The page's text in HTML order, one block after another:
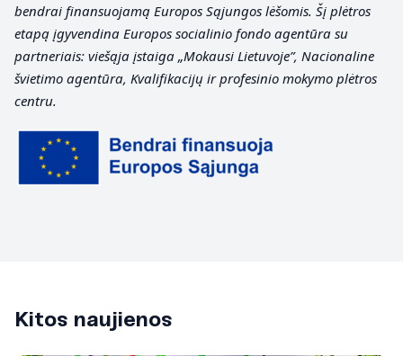
bendrai finansuojamą Europos Sąjungos lėšomis. Šį plėtros
etapą įgyvendina Europos socialinio fondo agentūra su
partneriais: viešąja įstaiga „Mokausi Lietuvoje”, Nacionaline
švietimo agentūra, Kvalifikacijų ir profesinio mokymo plėtros
centru.
Kitos naujienos